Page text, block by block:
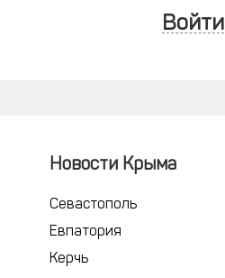
Войти
Новости Крыма
Севастополь
Евпатория
Керчь